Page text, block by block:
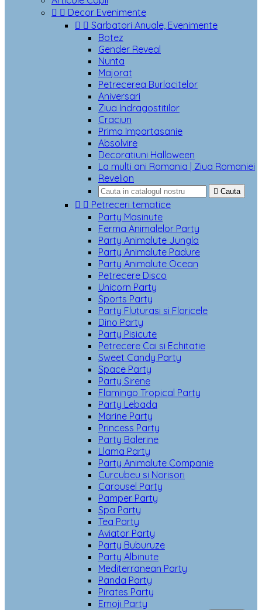
  Decor Evenimente
  Sarbatori Anuale, Evenimente
Botez
Gender Reveal
Nunta
Majorat
Petrecerea Burlacitelor
Aniversari
Ziua Indragostitilor
Craciun
Prima Impartasanie
Absolvire
Decoratiuni Halloween
La multi ani Romania | Ziua Romaniei
Revelion
 Cauta
  Petreceri tematice
Party Masinute
Ferma Animalelor Party
Party Animalute Jungla
Party Animalute Padure
Party Animalute Ocean
Petrecere Disco
Unicorn Party
Sports Party
Party Fluturasi si Floricele
Dino Party
Party Pisicute
Petrecere Cai si Echitatie
Sweet Candy Party
Space Party
Party Sirene
Flamingo Tropical Party
Party Lebada
Marine Party
Princess Party
Party Balerine
Llama Party
Party Animalute Companie
Curcubeu si Norisori
Carousel Party
Pamper Party
Spa Party
Tea Party
Aviator Party
Party Buburuze
Party Albinute
Mediterranean Party
Panda Party
Pirates Party
Emoji Party